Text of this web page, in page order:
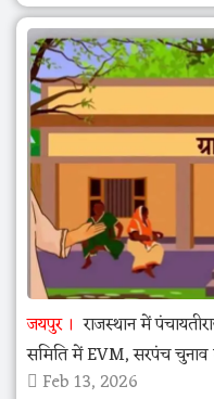
जयपुर
राजस्थान में
समिति में EVM, सरपंच चुनाव
Feb 13, 2026